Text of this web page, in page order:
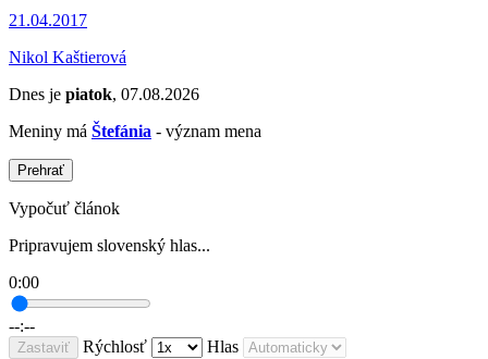
21.04.2017
Nikol Kaštierová
Dnes je piatok, 07.08.2026
Meniny má Štefánia - význam mena
Prehrať
Vypočuť článok
Pripravujem slovenský hlas...
0:00
--:--
Zastaviť Rýchlosť Hlas